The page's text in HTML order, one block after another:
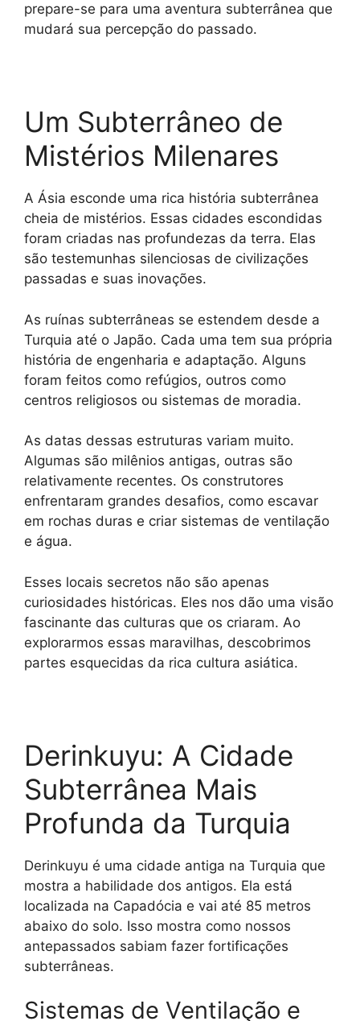
prepare-se para uma aventura subterrânea que
mudará sua percepção do passado.
Um Subterrâneo de
Mistérios Milenares
A Ásia esconde uma rica história subterrânea
cheia de mistérios. Essas cidades escondidas
foram criadas nas profundezas da terra. Elas
são testemunhas silenciosas de civilizações
passadas e suas inovações.
As ruínas subterrâneas se estendem desde a
Turquia até o Japão. Cada uma tem sua própria
história de engenharia e adaptação. Alguns
foram feitos como refúgios, outros como
centros religiosos ou sistemas de moradia.
As datas dessas estruturas variam muito.
Algumas são milênios antigas, outras são
relativamente recentes. Os construtores
enfrentaram grandes desafios, como escavar
em rochas duras e criar sistemas de ventilação
e água.
Esses locais secretos não são apenas
curiosidades históricas. Eles nos dão uma visão
fascinante das culturas que os criaram. Ao
explorarmos essas maravilhas, descobrimos
partes esquecidas da rica cultura asiática.
Derinkuyu: A Cidade
Subterrânea Mais
Profunda da Turquia
Derinkuyu é uma cidade antiga na Turquia que
mostra a habilidade dos antigos. Ela está
localizada na Capadócia e vai até 85 metros
abaixo do solo. Isso mostra como nossos
antepassados sabiam fazer fortificações
subterrâneas.
Sistemas de Ventilação e